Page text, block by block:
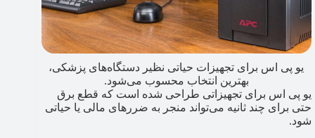
یو پی اس برای تجهیزات حیاتی نظیر دستگاه‌های پزشکی،
بهترین انتخاب محسوب می‌شود.
یو پی اس برای تجهیزاتی طراحی شده است که قطع برق
حتی برای چند ثانیه می‌تواند منجر به ضررهای مالی یا حیاتی
شود.